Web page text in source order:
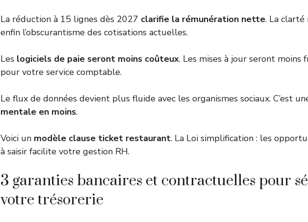
La réduction à 15 lignes dès 2027 clarifie la rémunération nette. La clarté
enfin l’obscurantisme des cotisations actuelles.
Les logiciels de paie seront moins coûteux. Les mises à jour seront moins
pour votre service comptable.
Le flux de données devient plus fluide avec les organismes sociaux. C’est
mentale en moins.
Voici un modèle clause ticket restaurant. La Loi simplification : les
à saisir facilite votre gestion RH.
3 garanties bancaires et contractuelles pour
votre trésorerie